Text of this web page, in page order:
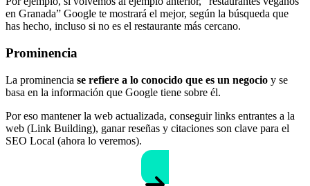
en Granada” Google te mostrará el mejor, según la búsqueda que
has hecho, incluso si no es el restaurante más cercano.
Prominencia
La prominencia se refiere a lo conocido que es un negocio y se
basa en la información que Google tiene sobre él.
Por eso mantener la web actualizada, conseguir links entrantes a la
web (Link Building), ganar reseñas y citaciones son clave para el
SEO Local (ahora lo veremos).